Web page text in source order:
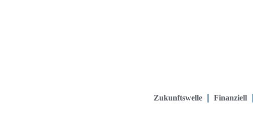
Zukunftswelle Finanziell